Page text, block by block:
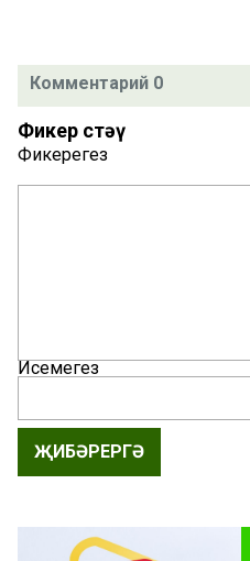
Комментарий 0
Фикер өстәү
Фикерегез
Исемегез
ҖИБӘРЕРГӘ